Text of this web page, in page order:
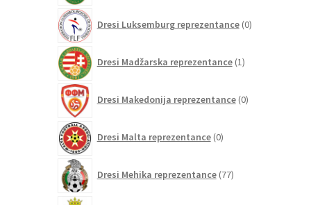
Dresi Luksemburg reprezentance 0izdelkov
Dresi Madžarska reprezentance 1izdelek
Dresi Makedonija reprezentance 0izdelkov
Dresi Malta reprezentance 0izdelkov
Dresi Mehika reprezentance 77izdelkov